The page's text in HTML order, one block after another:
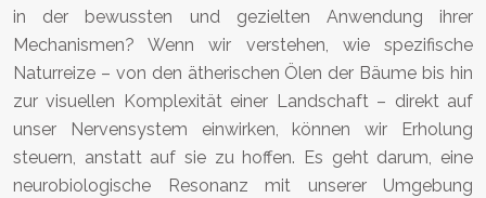
in der bewussten und gezielten Anwendung ihrer
Mechanismen? Wenn wir verstehen, wie spezifische
Naturreize – von den ätherischen Ölen der Bäume bis hin
zur visuellen Komplexität einer Landschaft – direkt auf
unser Nervensystem einwirken, können wir Erholung
steuern, anstatt auf sie zu hoffen. Es geht darum, eine
neurobiologische Resonanz mit unserer Umgebung